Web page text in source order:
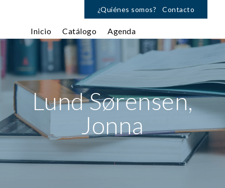
¿Quiénes somos? Contacto
Inicio Catálogo Agenda
Lund Sørensen,
Jonna